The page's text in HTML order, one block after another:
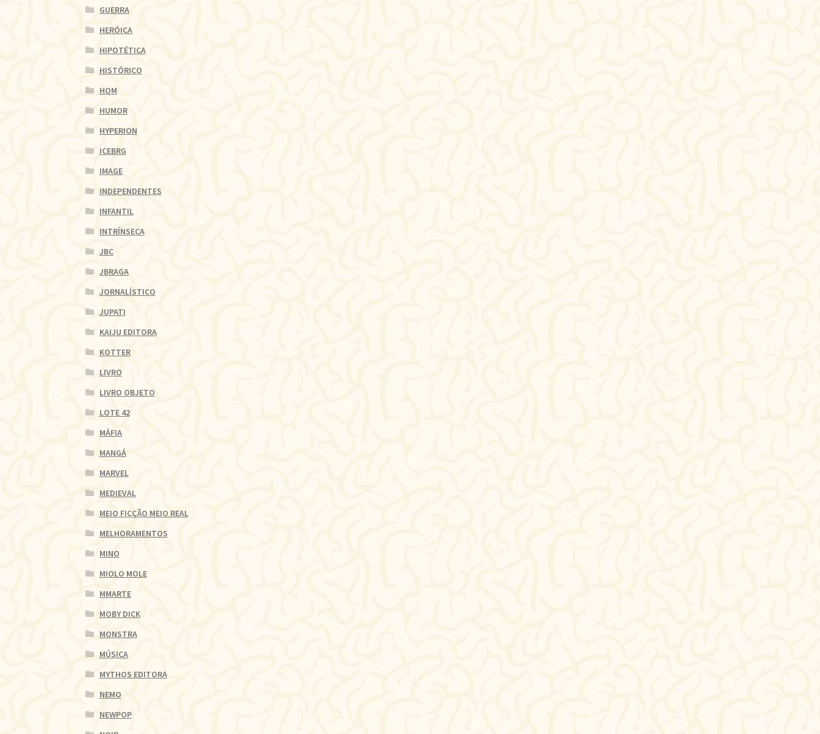
GUERRA
HERÓICA
HIPOTÉTICA
HISTÓRICO
HQM
HUMOR
HYPERION
ICEBRG
IMAGE
INDEPENDENTES
INFANTIL
INTRÍNSECA
JBC
JBRAGA
JORNALÍSTICO
JUPATI
KAIJU EDITORA
KOTTER
LIVRO
LIVRO OBJETO
LOTE 42
MÁFIA
MANGÁ
MARVEL
MEDIEVAL
MEIO FICÇÃO MEIO REAL
MELHORAMENTOS
MINO
MIOLO MOLE
MMARTE
MOBY DICK
MONSTRA
MÚSICA
MYTHOS EDITORA
NEMO
NEWPOP